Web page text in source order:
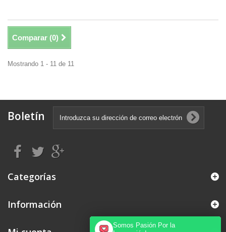
Comparar (0)
Mostrando 1 - 11 de 11
Boletín
Categorías
Información
Somos Pasión Por la